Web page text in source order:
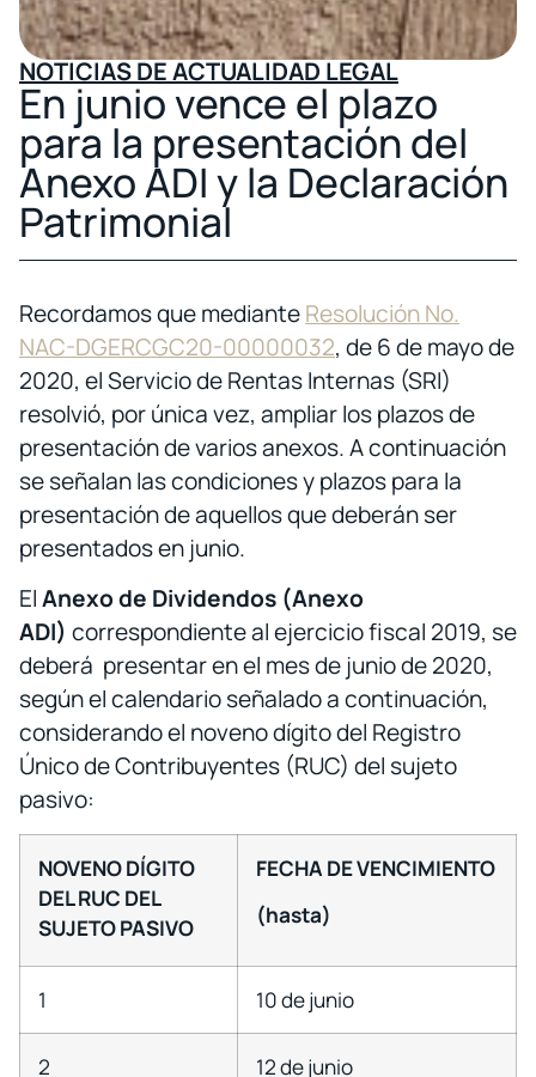
NOTICIAS DE ACTUALIDAD LEGAL
En junio vence el plazo
para la presentación del
Anexo ADI y la Declaración
Patrimonial
Recordamos que medianteResolución No.
NAC-DGERCGC20-00000032, de 6 de mayo de
2020, el Servicio de Rentas Internas (SRI)
resolvió, por única vez, ampliar los plazos de
presentación de varios anexos. A continuación
se señalan las condiciones y plazos para la
presentación de aquellos que deberán ser
presentados en junio.
ElAnexo de Dividendos (Anexo
ADI) correspondiente al ejercicio fiscal 2019, se
deberá presentar en el mes de junio de 2020,
según el calendario señalado a continuación,
considerando el noveno dígito del Registro
Único de Contribuyentes (RUC) del sujeto
pasivo:
NOVENO DÍGITO
DEL RUC DEL
SUJETO PASIVO
FECHA DE VENCIMIENTO
(hasta)
1 10 de junio
2 12 de junio